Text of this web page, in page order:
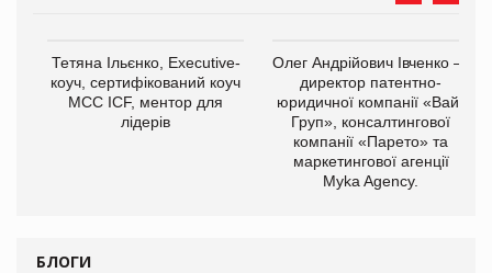
Тетяна Ільєнко, Executive-
коуч, сертифікований коуч
МСС ICF, ментор для
лідерів
Олег Андрійович Івченко —
директор патентно-
юридичної компанії «Вайз
Груп», консалтингової
компанії «Парето» та
маркетингової агенції
Myka Agency.
БЛОГИ